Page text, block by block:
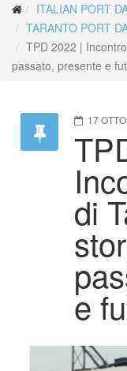
ITALIAN PORT
TARANTO PORT
TPD 2022 |
passato, presente e
17
di
e